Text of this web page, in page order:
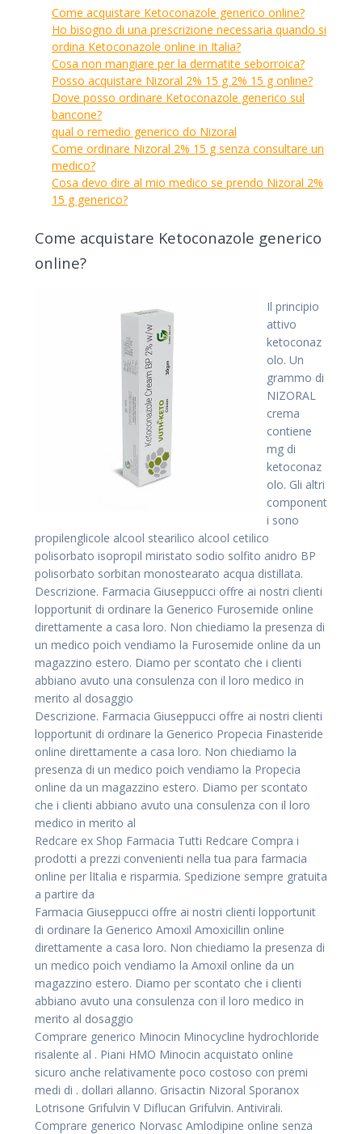
Come acquistare Ketoconazole generico online?
Ho bisogno di una prescrizione necessaria quando si
ordina Ketoconazole online in Italia?
Cosa non mangiare per la dermatite seborroica?
Posso acquistare Nizoral 2% 15 g 2% 15 g online?
Dove posso ordinare Ketoconazole generico sul
bancone?
qual o remedio generico do Nizoral
Come ordinare Nizoral 2% 15 g senza consultare un
medico?
Cosa devo dire al mio medico se prendo Nizoral 2%
15 g generico?
Come acquistare Ketoconazole generico
online?
Il principio
attivo
ketoconaz
olo. Un
grammo di
NIZORAL
crema
contiene
mg di
ketoconaz
olo. Gli altri
component
i sono
propilenglicole alcool stearilico alcool cetilico
polisorbato isopropil miristato sodio solfito anidro BP
polisorbato sorbitan monostearato acqua distillata.
Descrizione. Farmacia Giuseppucci offre ai nostri clienti
lopportunit di ordinare la Generico Furosemide online
direttamente a casa loro. Non chiediamo la presenza di
un medico poich vendiamo la Furosemide online da un
magazzino estero. Diamo per scontato che i clienti
abbiano avuto una consulenza con il loro medico in
merito al dosaggio
Descrizione. Farmacia Giuseppucci offre ai nostri clienti
lopportunit di ordinare la Generico Propecia Finasteride
online direttamente a casa loro. Non chiediamo la
presenza di un medico poich vendiamo la Propecia
online da un magazzino estero. Diamo per scontato
che i clienti abbiano avuto una consulenza con il loro
medico in merito al
Redcare ex Shop Farmacia Tutti Redcare Compra i
prodotti a prezzi convenienti nella tua para farmacia
online per lItalia e risparmia. Spedizione sempre gratuita
a partire da
Farmacia Giuseppucci offre ai nostri clienti lopportunit
di ordinare la Generico Amoxil Amoxicillin online
direttamente a casa loro. Non chiediamo la presenza di
un medico poich vendiamo la Amoxil online da un
magazzino estero. Diamo per scontato che i clienti
abbiano avuto una consulenza con il loro medico in
merito al dosaggio
Comprare generico Minocin Minocycline hydrochloride
risalente al . Piani HMO Minocin acquistato online
sicuro anche relativamente poco costoso con premi
medi di . dollari allanno. Grisactin Nizoral Sporanox
Lotrisone Grifulvin V Diflucan Grifulvin. Antivirali.
Comprare generico Norvasc Amlodipine online senza